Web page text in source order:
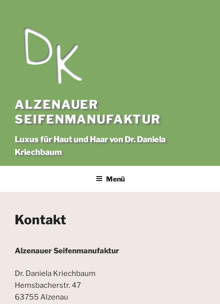
springen
ALZENAUER
SEIFENMANUFAKTUR
Luxus für Haut und Haar von Dr. Daniela
Kriechbaum
Menü
Kontakt
Alzenauer Seifenmanufaktur
Dr. Daniela Kriechbaum
Hemsbacherstr. 47
63755 Alzenau